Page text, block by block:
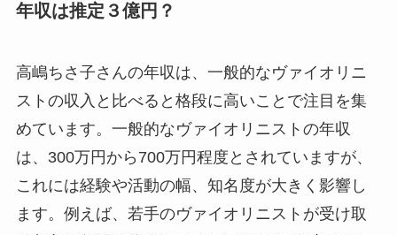
年収は推定３億円？
高嶋ちさ子さんの年収は、一般的なヴァイオリニ
ストの収入と比べると格段に高いことで注目を集
めています。一般的なヴァイオリニストの年収
は、300万円から700万円程度とされていますが、
これには経験や活動の幅、知名度が大きく影響し
ます。例えば、若手のヴァイオリニストが受け取